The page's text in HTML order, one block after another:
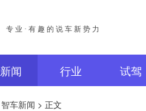
专业·有趣的说车新势力
新闻 行业 试驾
智车新闻 > 正文